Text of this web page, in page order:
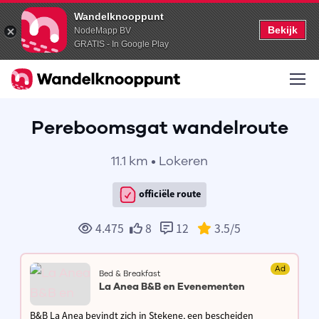
Wandelknooppunt
NodeMapp BV
GRATIS - In Google Play
Bekijk
Pereboomsgat wandelroute
11.1 km • Lokeren
officiële route
4.475 8 12 3.5/5
Bed & Breakfast Ad
La Anea B&B en Evenementen
B&B La Anea bevindt zich in Stekene, een bescheiden